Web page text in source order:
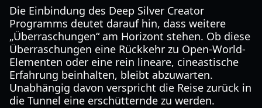
Die Einbindung des Deep Silver Creator
Programms deutet darauf hin, dass weitere
„Überraschungen“ am Horizont stehen. Ob diese
Überraschungen eine Rückkehr zu Open-World-
Elementen oder eine rein lineare, cineastische
Erfahrung beinhalten, bleibt abzuwarten.
Unabhängig davon verspricht die Reise zurück in
die Tunnel eine erschütternde zu werden.